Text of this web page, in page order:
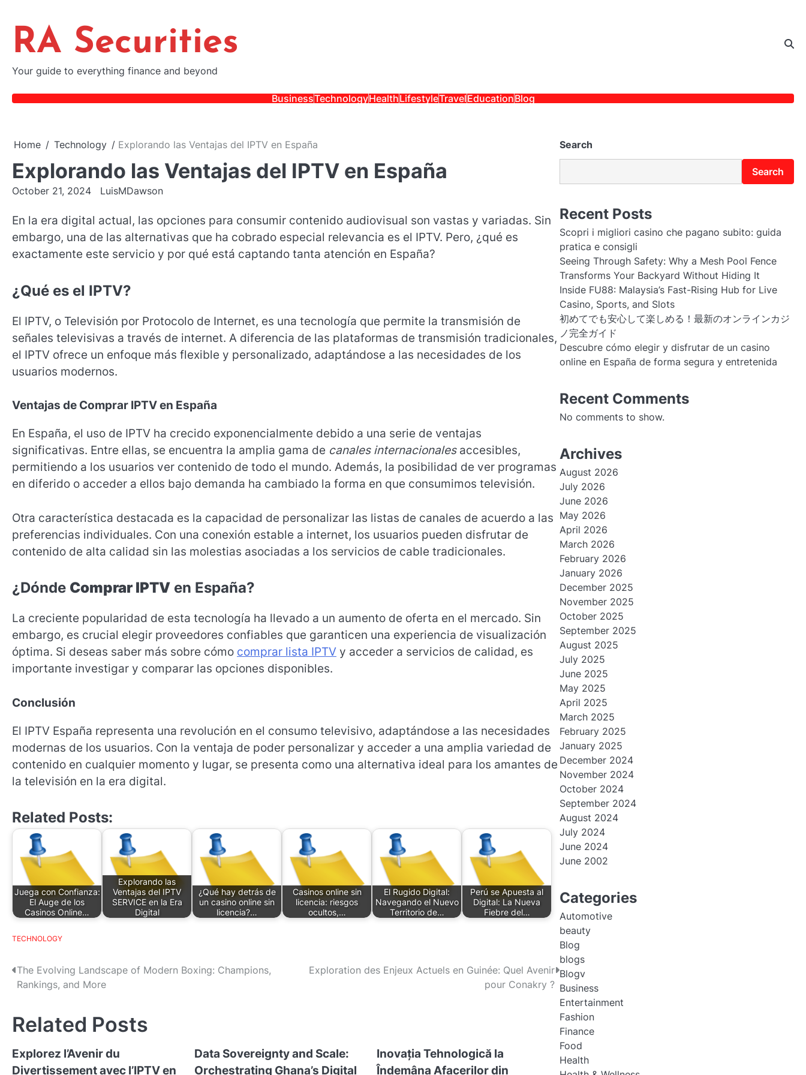
content
RA Securities
Your guide to everything finance and beyond
BusinessTechnologyHealthLifestyleTravelEducationBlog
Home Technology Explorando las Ventajas del IPTV en España
Explorando las Ventajas del IPTV en España
October 21, 2024 LuisMDawson
En la era digital actual, las opciones para consumir contenido audiovisual son vastas y variadas. Sin
embargo, una de las alternativas que ha cobrado especial relevancia es el IPTV. Pero, ¿qué es
exactamente este servicio y por qué está captando tanta atención en España?
¿Qué es el IPTV?
El IPTV, o Televisión por Protocolo de Internet, es una tecnología que permite la transmisión de
señales televisivas a través de internet. A diferencia de las plataformas de transmisión tradicionales,
el IPTV ofrece un enfoque más flexible y personalizado, adaptándose a las necesidades de los
usuarios modernos.
Ventajas de Comprar IPTV en España
En España, el uso de IPTV ha crecido exponencialmente debido a una serie de ventajas
significativas. Entre ellas, se encuentra la amplia gama de canales internacionalesaccesibles,
permitiendo a los usuarios ver contenido de todo el mundo. Además, la posibilidad de ver programas
en diferido o acceder a ellos bajo demanda ha cambiado la forma en que consumimos televisión.
Otra característica destacada es la capacidad de personalizar las listas de canales de acuerdo a las
preferencias individuales. Con una conexión estable a internet, los usuarios pueden disfrutar de
contenido de alta calidad sin las molestias asociadas a los servicios de cable tradicionales.
¿Dónde Comprar IPTV en España?
La creciente popularidad de esta tecnología ha llevado a un aumento de oferta en el mercado. Sin
embargo, es crucial elegir proveedores confiables que garanticen una experiencia de visualización
óptima. Si deseas saber más sobre cómo comprar lista IPTV y acceder a servicios de calidad, es
importante investigar y comparar las opciones disponibles.
Conclusión
El IPTV España representa una revolución en el consumo televisivo, adaptándose a las necesidades
modernas de los usuarios. Con la ventaja de poder personalizar y acceder a una amplia variedad de
contenido en cualquier momento y lugar, se presenta como una alternativa ideal para los amantes de
la televisión en la era digital.
Related Posts:
Juega con Confianza:
El Auge de los
Casinos Online…
Explorando las
Ventajas del IPTV
SERVICE en la Era
Digital
¿Qué hay detrás de
un casino online sin
licencia?…
Casinos online sin
licencia: riesgos
ocultos,…
El Rugido Digital:
Navegando el Nuevo
Territorio de…
Perú se Apuesta al
Digital: La Nueva
Fiebre del…
TECHNOLOGY
P
s
t
n
The Evolving Landscape of Modern Boxing: Champions,
Rankings, and More
Exploration des Enjeux Actuels en Guinée: Quel Avenir
pour Conakry ?
Related Posts
Explorez l’Avenir du
Divertissement avec l’IPTV en
Data Sovereignty and Scale:
Orchestrating Ghana’s Digital
Inovația Tehnologică la
Îndemâna Afacerilor din
Search
Search
Recent Posts
Scopri i migliori casino che pagano subito: guida
pratica e consigli
Seeing Through Safety: Why a Mesh Pool Fence
Transforms Your Backyard Without Hiding It
Inside FU88: Malaysia’s Fast-Rising Hub for Live
Casino, Sports, and Slots
初めてでも安心して楽しめる！最新のオンラインカジ
ノ完全ガイド
Descubre cómo elegir y disfrutar de un casino
online en España de forma segura y entretenida
Recent Comments
No comments to show.
Archives
August 2026
July 2026
June 2026
May 2026
April 2026
March 2026
February 2026
January 2026
December 2025
November 2025
October 2025
September 2025
August 2025
July 2025
June 2025
May 2025
April 2025
March 2025
February 2025
January 2025
December 2024
November 2024
October 2024
September 2024
August 2024
July 2024
June 2024
June 2002
Categories
Automotive
beauty
Blog
blogs
Blogv
Business
Entertainment
Fashion
Finance
Food
Health